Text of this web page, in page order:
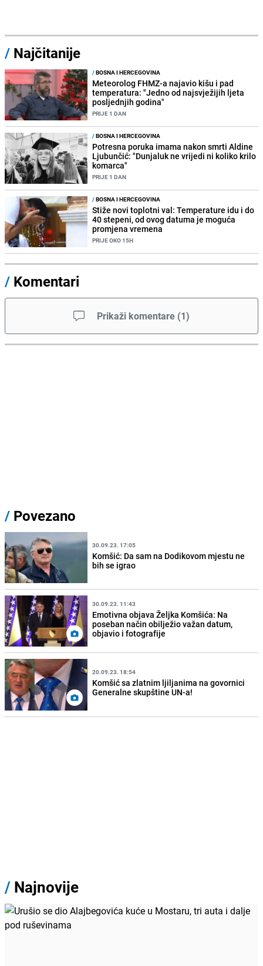
/ Najčitanije
/BOSNA I HERCEGOVINA
Meteorolog FHMZ-a najavio kišu i pad
temperatura: "Jedno od najsvježijih ljeta
posljednjih godina"
PRIJE 1 DAN
/BOSNA I HERCEGOVINA
Potresna poruka imama nakon smrti Aldine
Ljubunčić: "Dunjaluk ne vrijedi ni koliko krilo
komarca"
PRIJE 1 DAN
/BOSNA I HERCEGOVINA
Stiže novi toplotni val: Temperature idu i do
40 stepeni, od ovog datuma je moguća
promjena vremena
PRIJE OKO 15H
/ Komentari
Prikaži komentare (1)
/ Povezano
30.09.23. 17:05
Komšić: Da sam na Dodikovom mjestu ne
bih se igrao
30.09.23. 11:43
Emotivna objava Željka Komšića: Na
poseban način obilježio važan datum,
objavio i fotografije
20.09.23. 18:54
Komšić sa zlatnim ljiljanima na govornici
Generalne skupštine UN-a!
/ Najnovije